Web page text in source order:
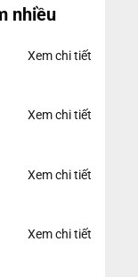
nhiều
Xem chi tiết
Xem chi tiết
Xem chi tiết
Xem chi tiết